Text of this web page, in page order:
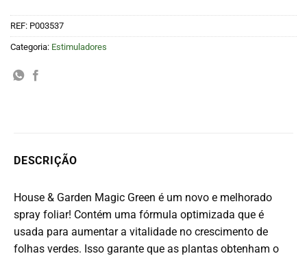
REF: P003537
Categoria: Estimuladores
DESCRIÇÃO
House & Garden Magic Green é um novo e melhorado
spray foliar! Contém uma fórmula optimizada que é
usada para aumentar a vitalidade no crescimento de
folhas verdes. Isso garante que as plantas obtenham o